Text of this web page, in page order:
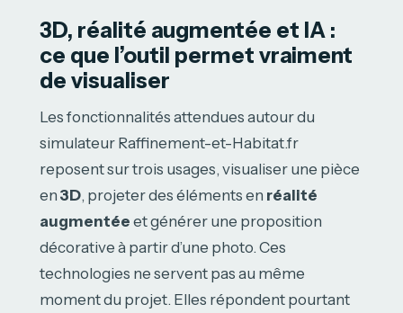
3D, réalité augmentée et IA :
ce que l’outil permet vraiment
de visualiser
Les fonctionnalités attendues autour du
simulateur Raffinement-et-Habitat.fr
reposent sur trois usages, visualiser une pièce
en 3D, projeter des éléments en réalité
augmentée et générer une proposition
décorative à partir d’une photo. Ces
technologies ne servent pas au même
moment du projet. Elles répondent pourtant